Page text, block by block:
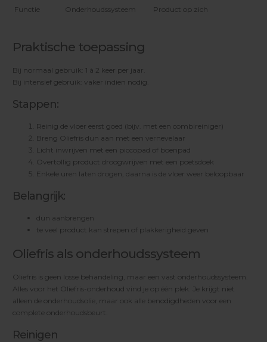
Functie Onderhoudssysteem Product op zich
Praktische toepassing
Bij normaal gebruik: 1 à 2 keer per jaar.
Bij intensief gebruik: vaker indien nodig.
Stappen:
Reinig de vloer eerst goed (bijv. met een combireiniger)
Breng Oliefris dun aan met een vernevelaar
Licht inwrijven met een piccopad of boenpad
Overtollig product droogwrijven met een poetsdoek
Enkele uren laten drogen, daarna is de vloer weer beloopbaar
Belangrijk:
dun aanbrengen
te veel product kan strepen of plakkerigheid geven
Oliefris als onderhoudssysteem
Oliefris is geen losse behandeling, maar een vast onderhoudssysteem.
Alles voor het Oliefris-onderhoud vind je op één plek. Je krijgt niet
alleen de onderhoudsolie, maar ook alle benodigdheden voor een
complete onderhoudsbeurt.
Reinigen